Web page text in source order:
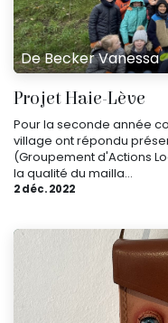
De Becker Vanessa
Projet Haie-Lève
Pour la seconde année
village ont répondu
(Groupement d'Actions
la qualité du mailla...
2 déc. 2022